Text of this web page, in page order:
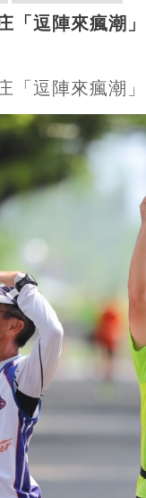
「逗陣來瘋潮
「逗陣來瘋潮